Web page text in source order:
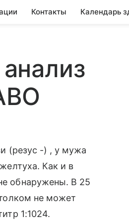
Контакты Календарь
(резус -) , у мужа
Как и в
обнаружены. В 25
не может
1:1024.